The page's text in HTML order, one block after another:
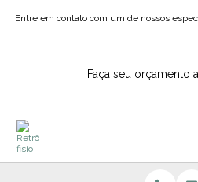
Entre em contato com um de nossos
Faça seu orçamento